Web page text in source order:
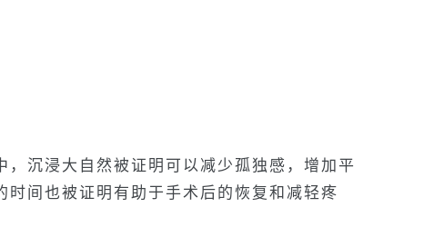
沉浸大自然被证明可以减少孤独感，增加平
时间也被证明有助于手术后的恢复和减轻疼